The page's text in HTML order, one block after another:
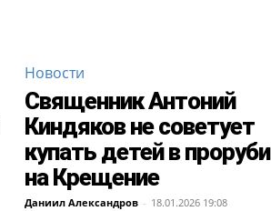
Новости
Священник Антоний
Киндяков не советует
купать детей в проруби
на Крещение
Даниил Александров - 18.01.2026 19:08